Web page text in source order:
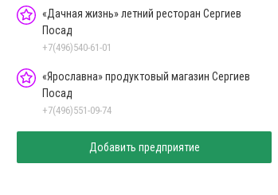
«Дачная жизнь» летний ресторан Сергиев
Посад
+7(496)540-61-01
«Ярославна» продуктовый магазин Сергиев
Посад
+7(496)551-09-74
Добавить предприятие